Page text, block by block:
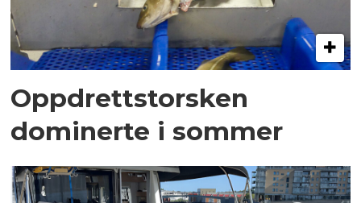
Oppdrettstorsken
dominerte i sommer